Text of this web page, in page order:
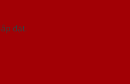
đặt.